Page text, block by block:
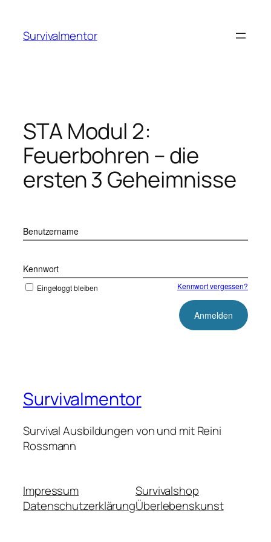
springen
Survivalmentor
STA Modul 2:
Feuerbohren – die
ersten 3 Geheimnisse
Benutzername
Kennwort
Eingeloggt bleiben Kennwort vergessen?
Survivalmentor
Survival Ausbildungen von und mit Reini
Rossmann
Impressum
Datenschutzerklärung
Survivalshop
Überlebenskunst